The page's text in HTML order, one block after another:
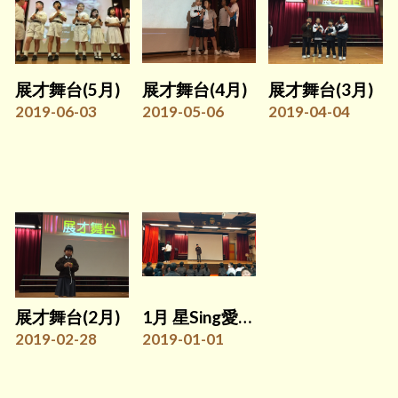
展才舞台(5月)
2019-06-03
展才舞台(4月)
2019-05-06
展才舞台(3月)
2019-04-04
展才舞台(2月)
2019-02-28
1月 星Sing愛校園初賽
2019-01-01